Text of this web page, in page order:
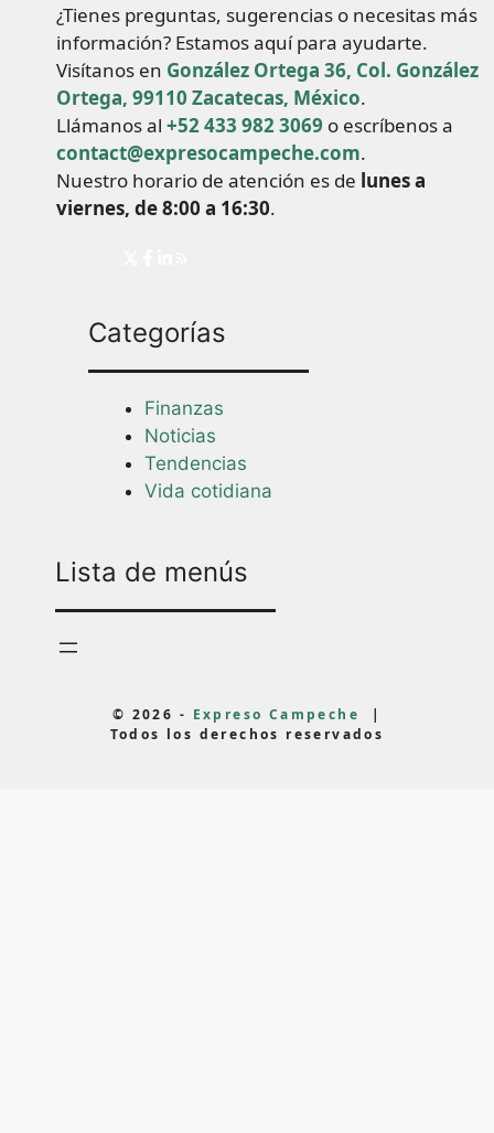
¿Tienes preguntas, sugerencias o necesitas más
información? Estamos aquí para ayudarte.
Visítanos en González Ortega 36, Col. González
Ortega, 99110 Zacatecas, México.
Llámanos al +52 433 982 3069 o escríbenos a
contact@expresocampeche.com.
Nuestro horario de atención es de lunes a
viernes, de 8:00 a 16:30.
Categorías
Finanzas
Noticias
Tendencias
Vida cotidiana
Lista de menús
© 2026 - Expreso Campeche
|
Todos los derechos reservados